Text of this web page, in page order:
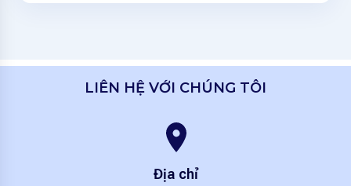
LIÊN HỆ VỚI CHÚNG TÔI
Địa chỉ